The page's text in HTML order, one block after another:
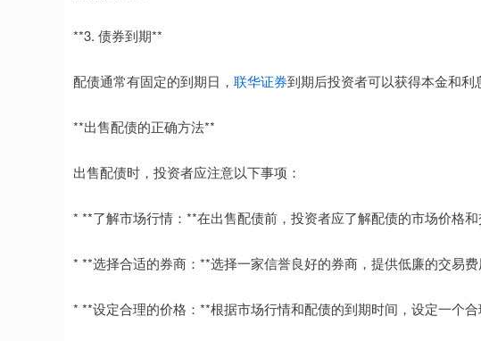
**3. 债券到期**
配债通常有固定的到期日， 联华证券到期后投资者可以获得本金和利
**出售配债的正确方法**
出售配债时，投资者应注意以下事项：
* **了解市场行情：**在出售配债前，投资者应了解配债的市场价格和
* **选择合适的券商：**选择一家信誉良好的券商，提供低廉的交易费
* **设定合理的价格：**根据市场行情和配债的到期时间，设定一个合